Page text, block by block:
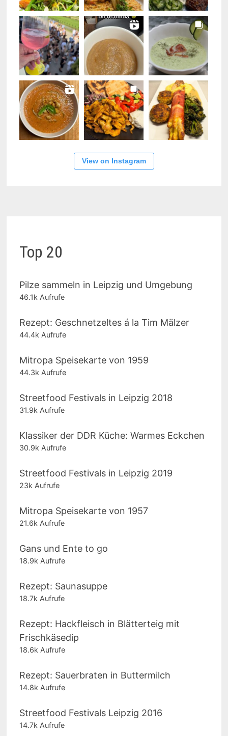
View on Instagram
Top 20
Pilze sammeln in Leipzig und Umgebung
46.1k Aufrufe
Rezept: Geschnetzeltes á la Tim Mälzer
44.4k Aufrufe
Mitropa Speisekarte von 1959
44.3k Aufrufe
Streetfood Festivals in Leipzig 2018
31.9k Aufrufe
Klassiker der DDR Küche: Warmes Eckchen
30.9k Aufrufe
Streetfood Festivals in Leipzig 2019
23k Aufrufe
Mitropa Speisekarte von 1957
21.6k Aufrufe
Gans und Ente to go
18.9k Aufrufe
Rezept: Saunasuppe
18.7k Aufrufe
Rezept: Hackfleisch in Blätterteig mit
Frischkäsedip
18.6k Aufrufe
Rezept: Sauerbraten in Buttermilch
14.8k Aufrufe
Streetfood Festivals Leipzig 2016
14.7k Aufrufe